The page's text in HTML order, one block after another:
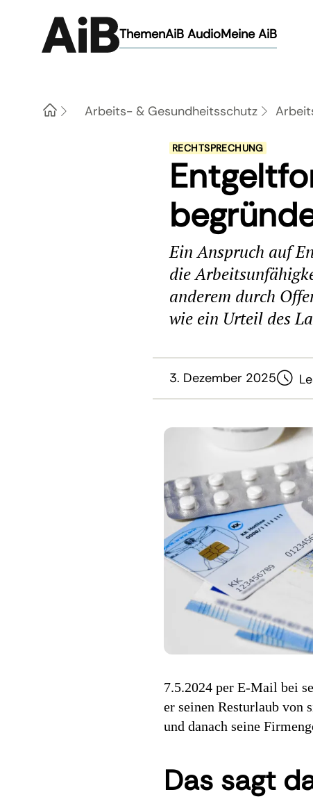
ThemenAiB AudioMeine AiB
Home Arbeits- & Gesundheitsschutz
RECHTSPRECHUNG
Ein Anspruch auf
die
anderem durch
wie ein Urteil des
3. Dezember 2025
7.5.2024 per E-Mail bei
er seinen Resturlaub von
und danach seine
Das sagt